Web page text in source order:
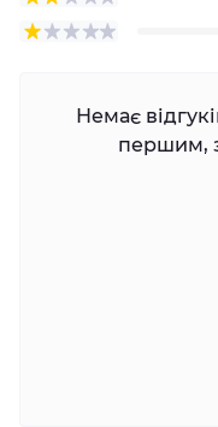
Немає
першим,